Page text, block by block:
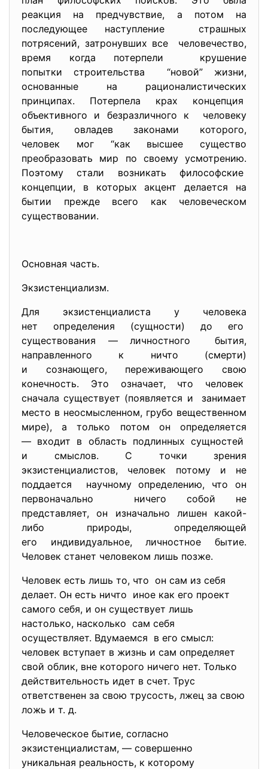
реакция на предчувствие, а потом на
последующее наступление страшных
потрясений, затронувших все человечество,
время когда потерпели крушение
попытки строительства “новой” жизни,
основанные на рационалистических
принципах. Потерпела крах концепция
объективного и безразличного к человеку
бытия, овладев законами которого,
человек мог “как высшее существо
преобразовать мир по своему усмотрению.
Поэтому стали возникать философские
концепции, в которых акцент делается на
бытии прежде всего как человеческом
существовании.
Основная часть.
Экзистенциализм.
Для экзистенциалиста у человека
нет определения (сущности) до его
существования — личностного бытия,
направленного к ничто (смерти)
и сознающего, переживающего свою
конечность. Это означает, что человек
сначала существует (появляется и занимает
место в неосмысленном, грубо вещественном
мире), а только потом он определяется
— входит в область подлинных сущностей
и смыслов. С точки зрения
экзистенциалистов, человек потому и не
поддается научному определению, что он
первоначально ничего собой не
представляет, он изначально лишен какой-
либо природы, определяющей
его индивидуальное, личностное бытие.
Человек станет человеком лишь позже.
Человек есть лишь то, что он сам из себя
делает. Он есть ничто иное как его проект
самого себя, и он существует лишь
настолько, насколько сам себя
осуществляет. Вдумаемся в его смысл:
человек вступает в жизнь и сам определяет
свой облик, вне которого ничего нет. Только
действительность идет в счет. Трус
ответственен за свою трусость, лжец за свою
ложь и т. д.
Человеческое бытие, согласно
экзистенциалистам, — совершенно
уникальная реальность, к которому